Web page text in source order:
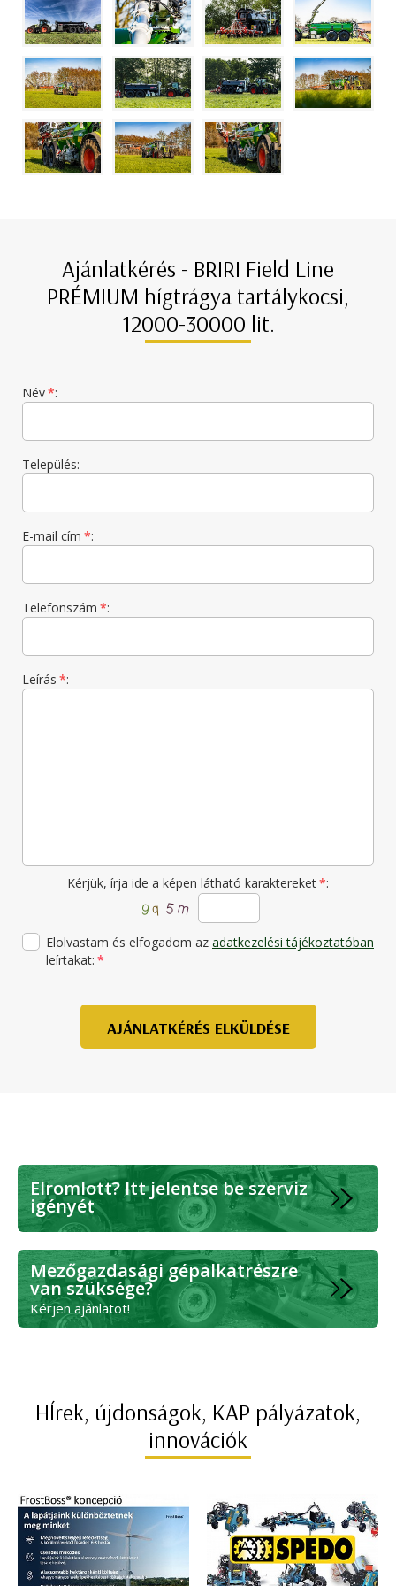
Ajánlatkérés - BRIRI Field Line
PRÉMIUM hígtrágya tartálykocsi,
12000-30000 lit.
Név*:
Település:
E-mail cím *:
Telefonszám *:
Leírás *:
Kérjük, írja ide a képen látható karaktereket*:
Elolvastam és elfogadom az adatkezelési tájékoztatóban
leírtakat: *
AJÁNLATKÉRÉS ELKÜLDÉSE
Elromlott? Itt jelentse be szerviz
igényét
Mezőgazdasági gépalkatrészre
van szüksége?
Kérjen ajánlatot!
HÍrek, újdonságok, KAP pályázatok,
innovációk